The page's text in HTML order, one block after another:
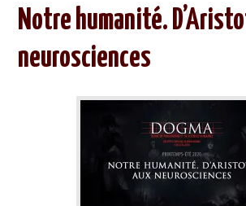
Notre humanité.
neurosciences